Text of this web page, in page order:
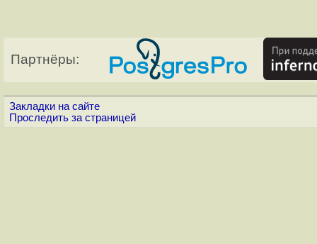
Партнёры:
Закладки на сайте
Проследить за страницей